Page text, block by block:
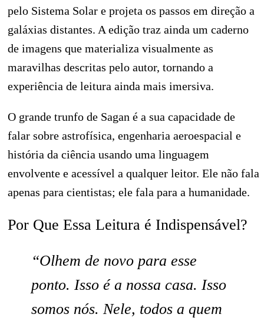
pelo Sistema Solar e projeta os passos em direção a
galáxias distantes. A edição traz ainda um caderno
de imagens que materializa visualmente as
maravilhas descritas pelo autor, tornando a
experiência de leitura ainda mais imersiva.
O grande trunfo de Sagan é a sua capacidade de
falar sobre astrofísica, engenharia aeroespacial e
história da ciência usando uma linguagem
envolvente e acessível a qualquer leitor. Ele não fala
apenas para cientistas; ele fala para a humanidade.
Por Que Essa Leitura é Indispensável?
“Olhem de novo para esse
ponto. Isso é a nossa casa. Isso
somos nós. Nele, todos a quem